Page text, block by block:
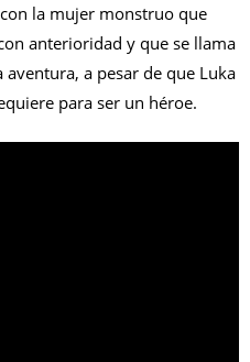
la mujer monstruo que
anterioridad y que se llama
a pesar de que Luka
para ser un héroe.